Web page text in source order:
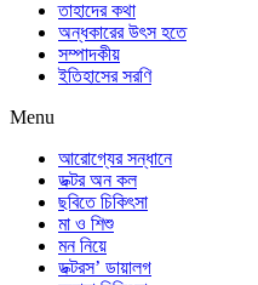
তাহাদের কথা
অন্ধকারের উৎস হতে
সম্পাদকীয়
ইতিহাসের সরণি
Menu
আরোগ্যের সন্ধানে
ডক্টর অন কল
ছবিতে চিকিৎসা
মা ও শিশু
মন নিয়ে
ডক্টরস’ ডায়ালগ